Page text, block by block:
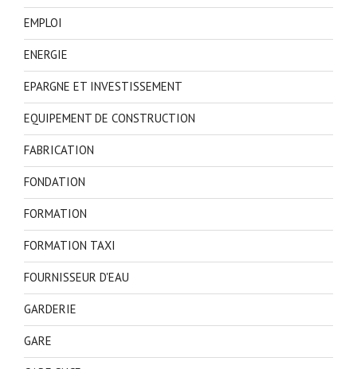
EMPLOI
ENERGIE
EPARGNE ET INVESTISSEMENT
EQUIPEMENT DE CONSTRUCTION
FABRICATION
FONDATION
FORMATION
FORMATION TAXI
FOURNISSEUR D'EAU
GARDERIE
GARE